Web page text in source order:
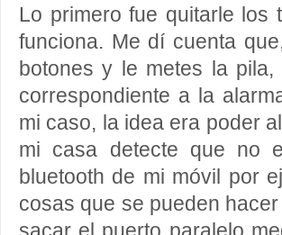
Lo primero fue quitarle los
funciona. Me dí cuenta
botones y le metes la
correspondiente a la
mi caso, la idea era poder
mi casa detecte que no
bluetooth de mi móvil por
cosas que se pueden